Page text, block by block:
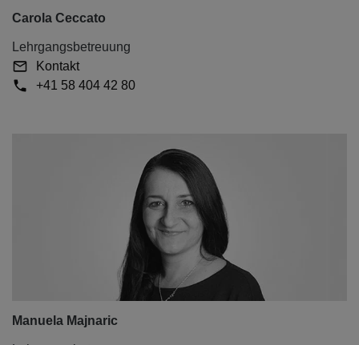
Carola Ceccato
Lehrgangsbetreuung
Kontakt
+41 58 404 42 80
Manuela Majnaric